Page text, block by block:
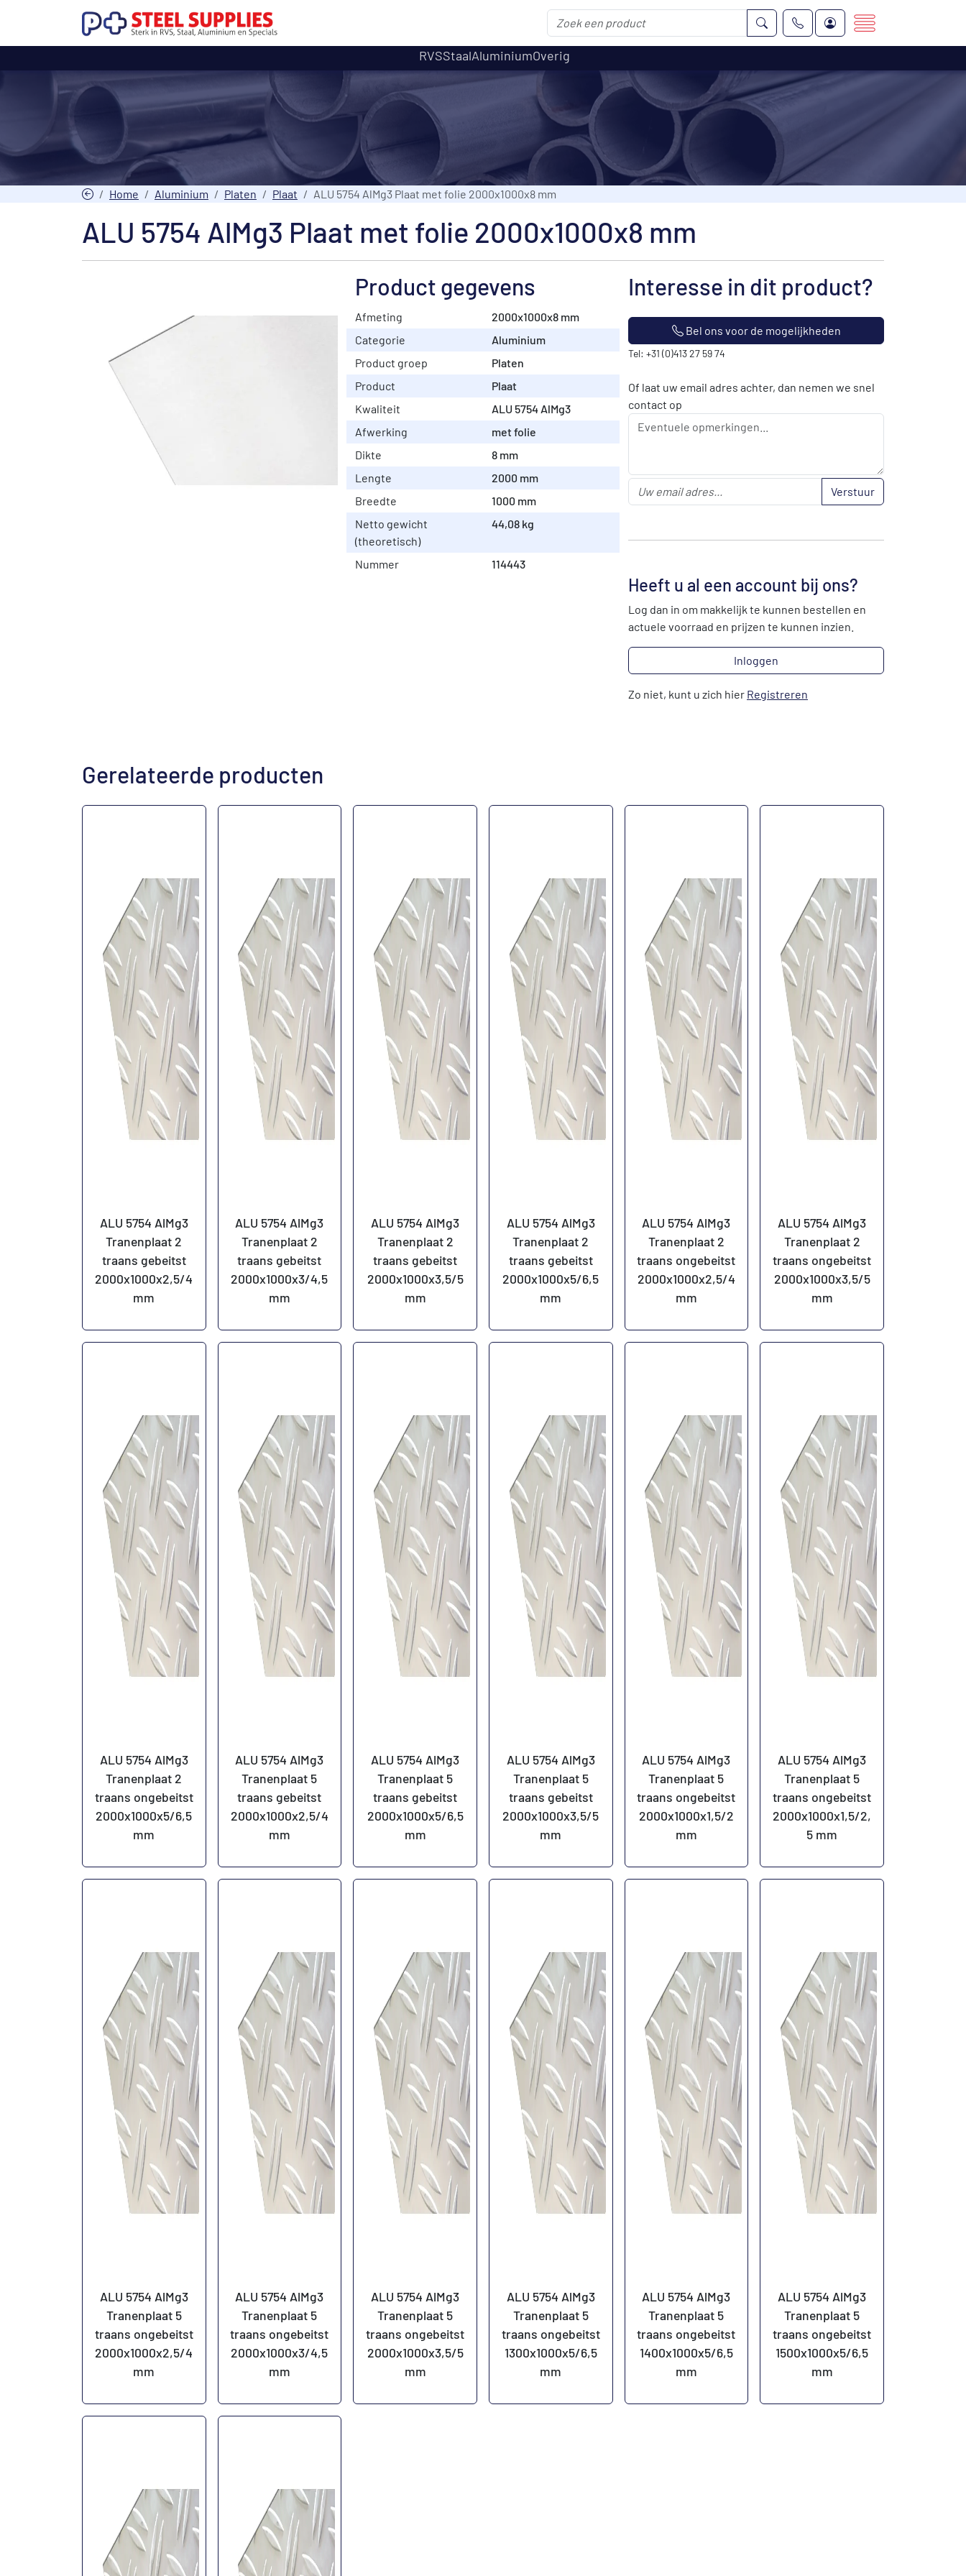
RVSStaalAluminiumOverig
Home Aluminium Platen Plaat ALU 5754 AlMg3 Plaat met folie 2000x1000x8 mm
ALU 5754 AlMg3 Plaat met folie 2000x1000x8 mm
Product gegevens
Afmeting
2000x1000x8 mm
Categorie
Aluminium
Product groep
Platen
Product
Plaat
Kwaliteit
ALU 5754 AlMg3
Afwerking
met folie
Dikte
8 mm
Lengte
2000 mm
Breedte
1000 mm
Netto gewicht
(theoretisch)
44,08 kg
Nummer 114443
Interesse in dit product?
Bel ons voor de mogelijkheden
Tel: +31 (0)413 27 59 74
Of laat uw email adres achter, dan nemen we snel
contact op
Verstuur
Heeft u al een account bij ons?
Log dan in om makkelijk te kunnen bestellen en
actuele voorraad en prijzen te kunnen inzien.
Inloggen
Zo niet, kunt u zich hier Registreren
Gerelateerde producten
ALU 5754 AlMg3
Tranenplaat 2
traans gebeitst
2000x1000x2,5/4
mm
ALU 5754 AlMg3
Tranenplaat 2
traans gebeitst
2000x1000x3/4,5
mm
ALU 5754 AlMg3
Tranenplaat 2
traans gebeitst
2000x1000x3,5/5
mm
ALU 5754 AlMg3
Tranenplaat 2
traans gebeitst
2000x1000x5/6,5
mm
ALU 5754 AlMg3
Tranenplaat 2
traans ongebeitst
2000x1000x2,5/4
mm
ALU 5754 AlMg3
Tranenplaat 2
traans ongebeitst
2000x1000x3,5/5
mm
ALU 5754 AlMg3
Tranenplaat 2
traans ongebeitst
2000x1000x5/6,5
mm
ALU 5754 AlMg3
Tranenplaat 5
traans gebeitst
2000x1000x2,5/4
mm
ALU 5754 AlMg3
Tranenplaat 5
traans gebeitst
2000x1000x5/6,5
mm
ALU 5754 AlMg3
Tranenplaat 5
traans gebeitst
2000x1000x3,5/5
mm
ALU 5754 AlMg3
Tranenplaat 5
traans ongebeitst
2000x1000x1,5/2
mm
ALU 5754 AlMg3
Tranenplaat 5
traans ongebeitst
2000x1000x1,5/2,
5 mm
ALU 5754 AlMg3
Tranenplaat 5
traans ongebeitst
2000x1000x2,5/4
mm
ALU 5754 AlMg3
Tranenplaat 5
traans ongebeitst
2000x1000x3/4,5
mm
ALU 5754 AlMg3
Tranenplaat 5
traans ongebeitst
2000x1000x3,5/5
mm
ALU 5754 AlMg3
Tranenplaat 5
traans ongebeitst
1300x1000x5/6,5
mm
ALU 5754 AlMg3
Tranenplaat 5
traans ongebeitst
1400x1000x5/6,5
mm
ALU 5754 AlMg3
Tranenplaat 5
traans ongebeitst
1500x1000x5/6,5
mm